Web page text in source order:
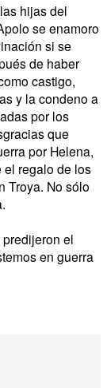
hijas del
se enamoro
si se
de haber
castigo,
y la condeno a
por los
que
por Helena,
el regalo de los
Troya. No sólo
el
en guerra